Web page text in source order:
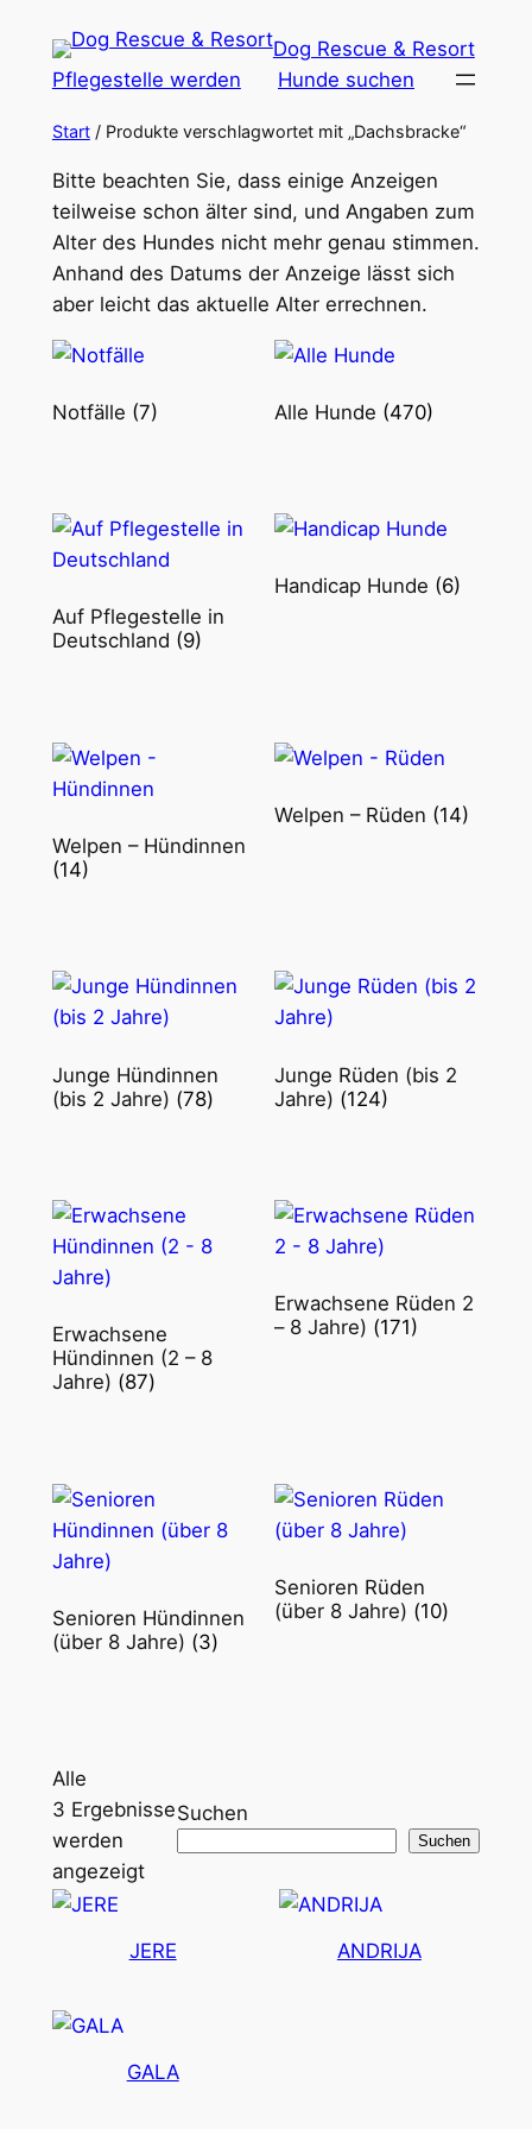
Inhalt
springen
Dog Rescue & Resort
Pflegestelle werden
Hunde suchen
Start/ Produkte verschlagwortet mit „Dachsbracke“
Bitte beachten Sie, dass einige Anzeigen
teilweise schon älter sind, und Angaben zum
Alter des Hundes nicht mehr genau stimmen.
Anhand des Datums der Anzeige lässt sich
aber leicht das aktuelle Alter errechnen.
Notfälle (7) Alle Hunde (470)
Auf Pflegestelle in
Deutschland (9)
Handicap Hunde (6)
Welpen – Hündinnen
(14)
Welpen – Rüden (14)
Junge Hündinnen
(bis 2 Jahre) (78)
Junge Rüden (bis 2
Jahre) (124)
Erwachsene
Hündinnen (2 – 8
Jahre) (87)
Erwachsene Rüden 2
– 8 Jahre) (171)
Senioren Hündinnen
(über 8 Jahre) (3)
Senioren Rüden
(über 8 Jahre) (10)
Alle
3 Ergebnisse
werden
angezeigtNach
Suchen
Suchen
JERE ANDRIJA
GALA